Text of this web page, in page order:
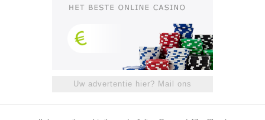
Uw advertentie hier? Mail ons